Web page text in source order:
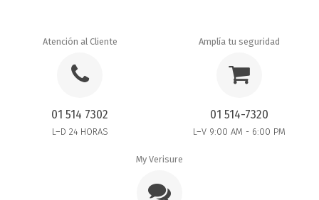
Atención al Cliente
01 514 7302
L–D 24 HORAS
Amplía tu seguridad
01 514-7320
L–V 9:00 AM - 6:00 PM
My Verisure